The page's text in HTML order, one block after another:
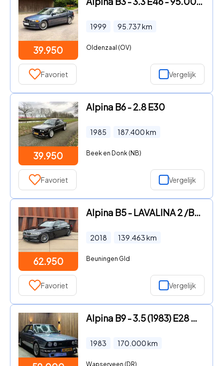
39.950
1999 95.737km
Oldenzaal (OV)
Favoriet Vergelijk
39.950
Alpina B6 - 2.8 E30
1985 187.400km
Beek en Donk (NB)
Favoriet Vergelijk
62.950
Alpina B5 - LAVALINA 2 /B&W Diamond / Sperdiff / Massage / 1e Eigenaar /
2018 139.463km
Beuningen Gld
Favoriet Vergelijk
Alpina B9 - 3.5 (1983) E28 baltic blue airco sunroof lovely
1983 170.000km
Wapserveen (DR)